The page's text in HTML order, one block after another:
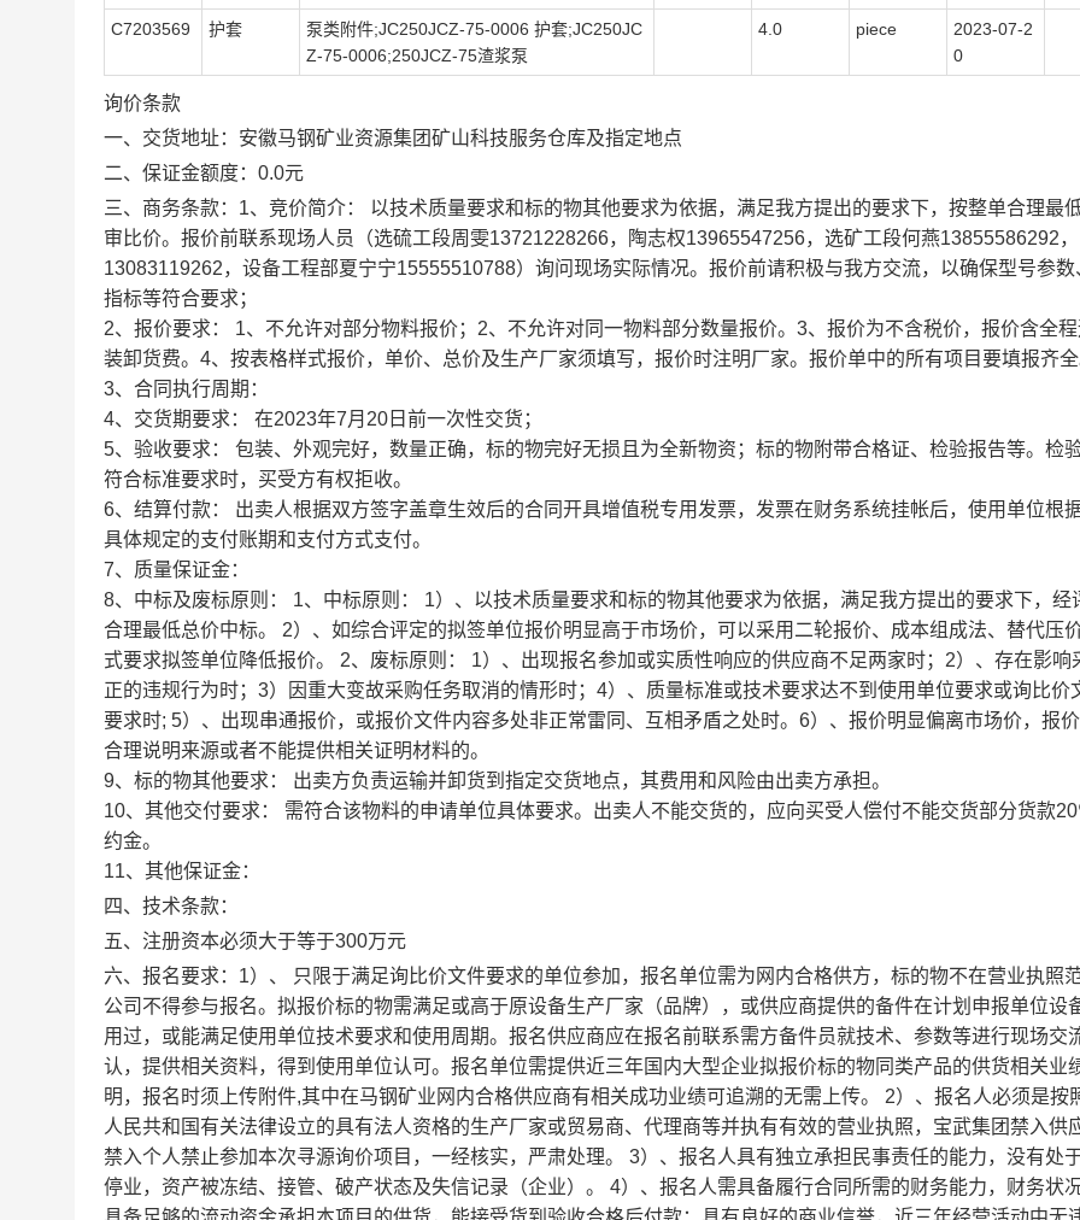
C7203569 护套
泵类附件;JC250JCZ-75-0006 护套;JC250JC
Z-75-0006;250JCZ-75渣浆泵
4.0 piece
2023-07-2
0
询价条款
一、交货地址：安徽马钢矿业资源集团矿山科技服务仓库及指定地点
二、保证金额度：0.0元
三、商务条款：1、竞价简介： 以技术质量要求和标的物其他要求为依据，满足我方提出的要求下，按整单合理最
审比价。报价前联系现场人员（选硫工段周雯13721228266，陶志权13965547256，选矿工段何燕13855586292
13083119262，设备工程部夏宁宁15555510788）询问现场实际情况。报价前请积极与我方交流，以确保型号参数
指标等符合要求；
2、报价要求： 1、不允许对部分物料报价；2、不允许对同一物料部分数量报价。3、报价为不含税价，报价含全
装卸货费。4、按表格样式报价，单价、总价及生产厂家须填写，报价时注明厂家。报价单中的所有项目要填报齐
3、合同执行周期：
4、交货期要求： 在2023年7月20日前一次性交货；
5、验收要求： 包装、外观完好，数量正确，标的物完好无损且为全新物资；标的物附带合格证、检验报告等。检
符合标准要求时，买受方有权拒收。
6、结算付款： 出卖人根据双方签字盖章生效后的合同开具增值税专用发票，发票在财务系统挂帐后，使用单位根
具体规定的支付账期和支付方式支付。
7、质量保证金：
8、中标及废标原则： 1、中标原则： 1）、以技术质量要求和标的物其他要求为依据，满足我方提出的要求下，经
合理最低总价中标。 2）、如综合评定的拟签单位报价明显高于市场价，可以采用二轮报价、成本组成法、替代压
式要求拟签单位降低报价。 2、废标原则： 1）、出现报名参加或实质性响应的供应商不足两家时；2）、存在影响
正的违规行为时；3）因重大变故采购任务取消的情形时；4）、质量标准或技术要求达不到使用单位要求或询比价
要求时; 5）、出现串通报价，或报价文件内容多处非正常雷同、互相矛盾之处时。6）、报价明显偏离市场价，报
合理说明来源或者不能提供相关证明材料的。
9、标的物其他要求： 出卖方负责运输并卸货到指定交货地点，其费用和风险由出卖方承担。
10、其他交付要求： 需符合该物料的申请单位具体要求。出卖人不能交货的，应向买受人偿付不能交货部分货款
约金。
11、其他保证金：
四、技术条款：
五、注册资本必须大于等于300万元
六、报名要求：1）、 只限于满足询比价文件要求的单位参加，报名单位需为网内合格供方，标的物不在营业执照
公司不得参与报名。拟报价标的物需满足或高于原设备生产厂家（品牌），或供应商提供的备件在计划申报单位设
用过，或能满足使用单位技术要求和使用周期。报名供应商应在报名前联系需方备件员就技术、参数等进行现场交
认，提供相关资料，得到使用单位认可。报名单位需提供近三年国内大型企业拟报价标的物同类产品的供货相关业
明，报名时须上传附件,其中在马钢矿业网内合格供应商有相关成功业绩可追溯的无需上传。 2）、报名人必须是按
人民共和国有关法律设立的具有法人资格的生产厂家或贸易商、代理商等并执有有效的营业执照，宝武集团禁入供
禁入个人禁止参加本次寻源询价项目，一经核实，严肃处理。 3）、报名人具有独立承担民事责任的能力，没有处
停业，资产被冻结、接管、破产状态及失信记录（企业）。 4）、报名人需具备履行合同所需的财务能力，财务状